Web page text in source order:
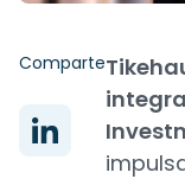
Comparte